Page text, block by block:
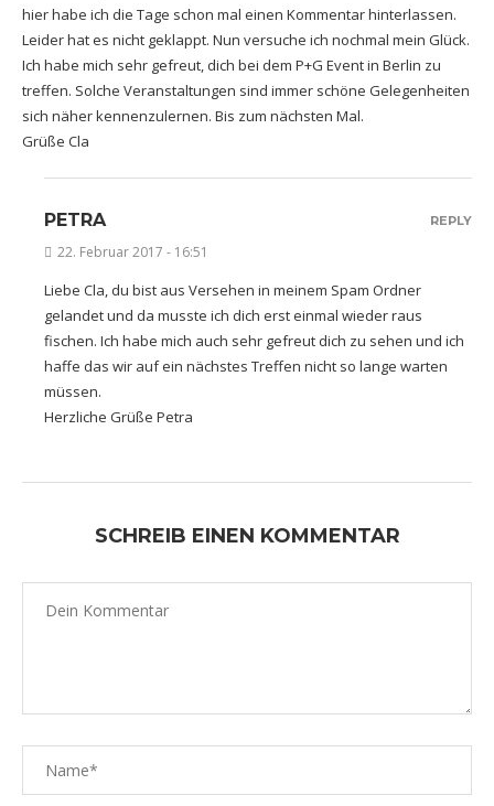
hier habe ich die Tage schon mal einen Kommentar hinterlassen.
Leider hat es nicht geklappt. Nun versuche ich nochmal mein Glück.
Ich habe mich sehr gefreut, dich bei dem P+G Event in Berlin zu
treffen. Solche Veranstaltungen sind immer schöne Gelegenheiten
sich näher kennenzulernen. Bis zum nächsten Mal.
Grüße Cla
PETRA
22. Februar 2017 - 16:51
Liebe Cla, du bist aus Versehen in meinem Spam Ordner
gelandet und da musste ich dich erst einmal wieder raus
fischen. Ich habe mich auch sehr gefreut dich zu sehen und ich
haffe das wir auf ein nächstes Treffen nicht so lange warten
müssen.
Herzliche Grüße Petra
REPLY
SCHREIB EINEN KOMMENTAR